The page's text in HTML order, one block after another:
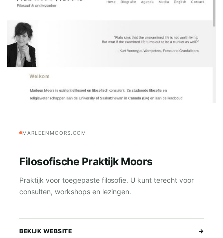
MARLEENMOORS.COM
Filosofische Praktijk Moors
Praktijk voor toegepaste filosofie. U kunt terecht voor
consulten, workshops en lezingen.
BEKIJK WEBSITE →